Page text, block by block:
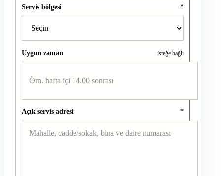
Servis bölgesi *
Uygun zaman isteğe bağlı
Açık servis adresi *